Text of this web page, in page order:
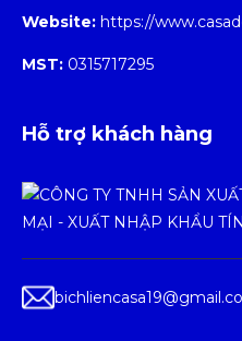
Website: https://
MST: 0315717295
Hỗ trợ khách hàng